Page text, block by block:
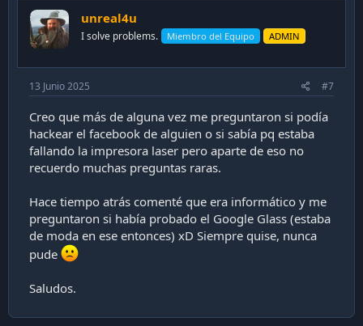
o
n
s
unreal4u
I solve problems. Miembro del Equipo ADMIN
13 Junio 2025 #7
Creo que más de alguna vez me preguntaron si podía
hackear el facebook de alguien o si sabía pq estaba
fallando la impresora laser pero aparte de eso no
recuerdo muchas preguntas raras.
Hace tiempo atrás comenté que era informático y me
preguntaron si había probado el Google Glass (estaba
de moda en ese entonces) xD Siempre quise, nunca
pude
Saludos.